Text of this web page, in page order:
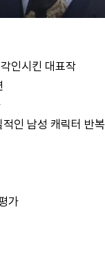
인시킨 대표작
인 남성 캐릭터 반
가